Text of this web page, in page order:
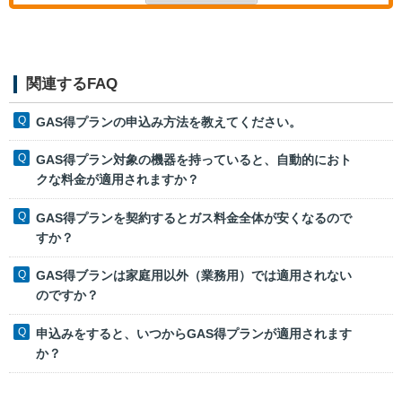
関連するFAQ
GAS得プランの申込み方法を教えてください。
GAS得プラン対象の機器を持っていると、自動的におト
クな料金が適用されますか？
GAS得プランを契約するとガス料金全体が安くなるので
すか？
GAS得ブランは家庭用以外（業務用）では適用されない
のですか？
申込みをすると、いつからGAS得プランが適用されます
か？